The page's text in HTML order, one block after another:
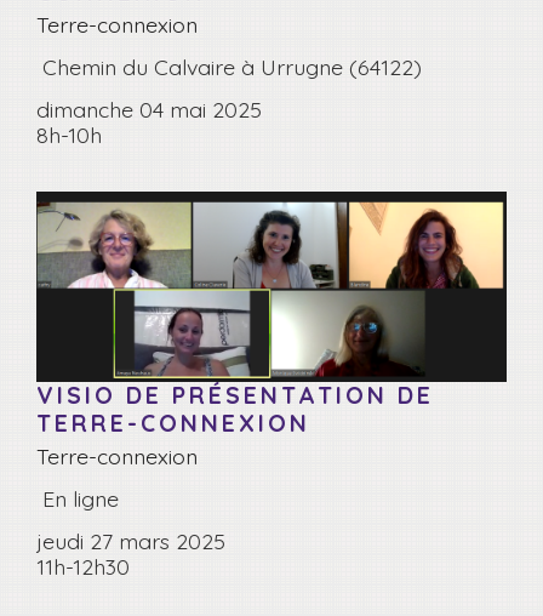
Terre-connexion
Chemin du Calvaire à Urrugne (64122)
dimanche 04 mai 2025
8h-10h
VISIO DE PRÉSENTATION DE
TERRE-CONNEXION
Terre-connexion
En ligne
jeudi 27 mars 2025
11h-12h30